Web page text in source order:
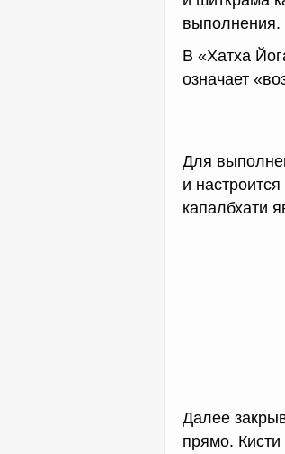
выполнения.
В «Хатха
означает
Для
и
капалбхати
Далее
прямо.